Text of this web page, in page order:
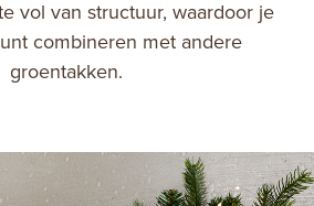
vol van structuur, waardoor je
combineren met andere
groentakken.